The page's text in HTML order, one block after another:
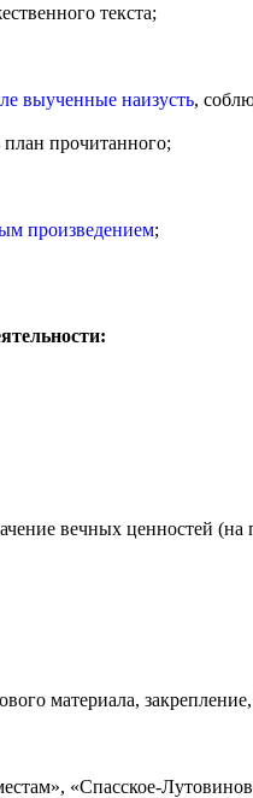
текста;
выученные наизусть,
план прочитанного;
произведением;
вечных ценностей
материала,
«Спасское-